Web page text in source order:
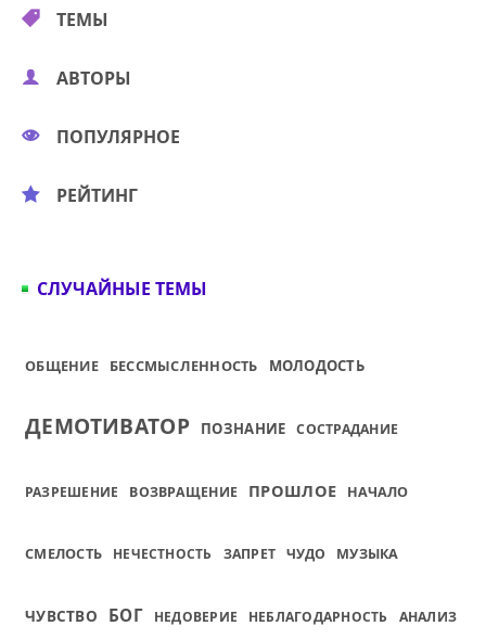
ТЕМЫ
АВТОРЫ
ПОПУЛЯРНОЕ
РЕЙТИНГ
СЛУЧАЙНЫЕ ТЕМЫ
ОБЩЕНИЕ БЕССМЫСЛЕННОСТЬ МОЛОДОСТЬ
ДЕМОТИВАТОР ПОЗНАНИЕ СОСТРАДАНИЕ
РАЗРЕШЕНИЕ ВОЗВРАЩЕНИЕ ПРОШЛОЕ НАЧАЛО
СМЕЛОСТЬ НЕЧЕСТНОСТЬ ЗАПРЕТ ЧУДО МУЗЫКА
ЧУВСТВО БОГ НЕДОВЕРИЕ НЕБЛАГОДАРНОСТЬ АНАЛИЗ